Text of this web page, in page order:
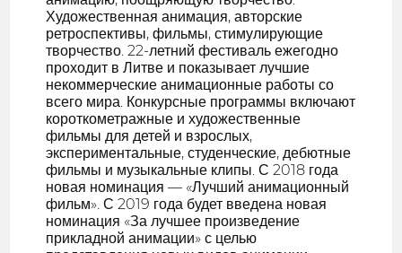
Художественная анимация, авторские
ретроспективы, фильмы, стимулирующие
творчество. 22-летний фестиваль ежегодно
проходит в Литве и показывает лучшие
некоммерческие анимационные работы со
всего мира. Конкурсные программы включают
короткометражные и художественные
фильмы для детей и взрослых,
экспериментальные, студенческие, дебютные
фильмы и музыкальные клипы. С 2018 года
новая номинация — «Лучший анимационный
фильм». С 2019 года будет введена новая
номинация «За лучшее произведение
прикладной анимации» с целью